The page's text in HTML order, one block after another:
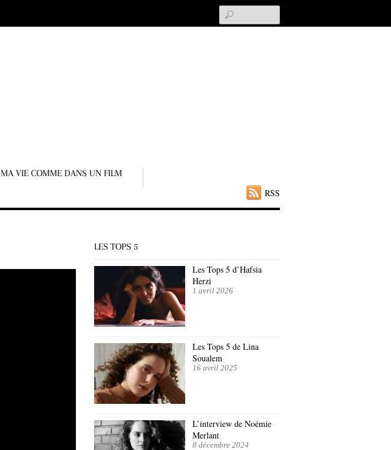
RSS
MA VIE COMME DANS UN FILM
LES TOPS 5
Les Tops 5 d’Hafsia
Herzi
1 avril 2026
Les Tops 5 de Lina
Soualem
16 avril 2025
L’interview de Noémie
Merlant
8 décembre 2024